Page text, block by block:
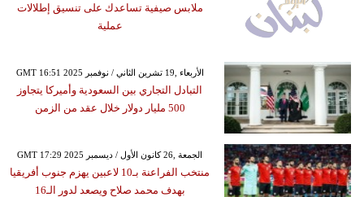
ملابس صيفية تساعدك على تنسيق إطلالات
عملية
GMT 16:51 2025 الأربعاء ,19 تشرين الثاني / نوفمبر
التبادل التجاري بين السعودية وأميركا يتجاوز
500 مليار دولار خلال عقد من الزمن
GMT 17:29 2025 الجمعة ,26 كانون الأول / ديسمبر
منتخب الفراعنة بـ10 لاعبين يهزم جنوب أفريقيا
بهدف محمد صلاح ويصعد لدور الـ16